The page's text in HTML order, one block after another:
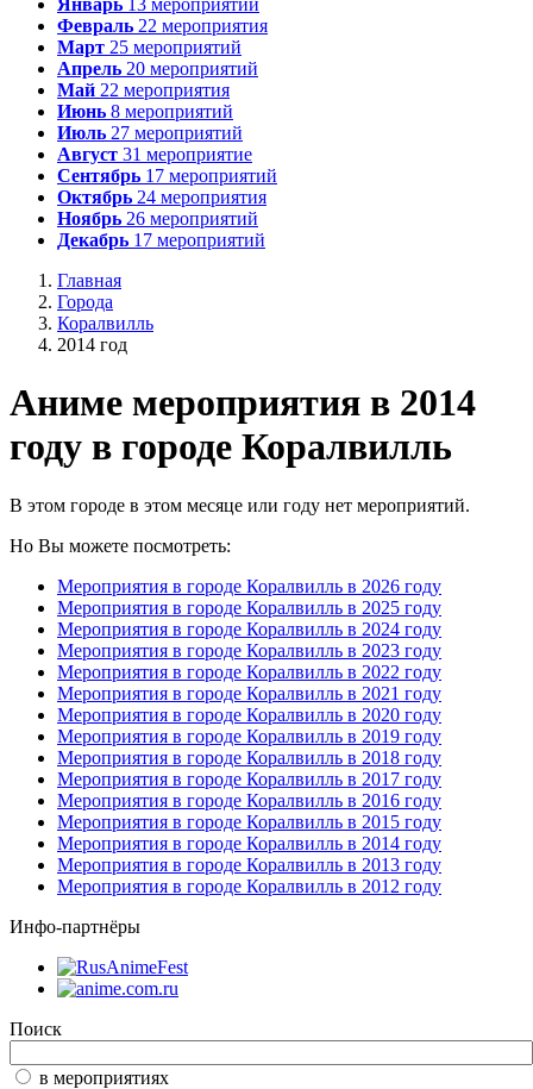
Январь 13 мероприятий
Февраль 22 мероприятия
Март 25 мероприятий
Апрель 20 мероприятий
Май 22 мероприятия
Июнь 8 мероприятий
Июль 27 мероприятий
Август 31 мероприятие
Сентябрь 17 мероприятий
Октябрь 24 мероприятия
Ноябрь 26 мероприятий
Декабрь 17 мероприятий
Главная
Города
Коралвилль
2014 год
Аниме мероприятия в 2014
году в городе Коралвилль
В этом городе в этом месяце или году нет мероприятий.
Но Вы можете посмотреть:
Мероприятия в городе Коралвилль в 2026 году
Мероприятия в городе Коралвилль в 2025 году
Мероприятия в городе Коралвилль в 2024 году
Мероприятия в городе Коралвилль в 2023 году
Мероприятия в городе Коралвилль в 2022 году
Мероприятия в городе Коралвилль в 2021 году
Мероприятия в городе Коралвилль в 2020 году
Мероприятия в городе Коралвилль в 2019 году
Мероприятия в городе Коралвилль в 2018 году
Мероприятия в городе Коралвилль в 2017 году
Мероприятия в городе Коралвилль в 2016 году
Мероприятия в городе Коралвилль в 2015 году
Мероприятия в городе Коралвилль в 2014 году
Мероприятия в городе Коралвилль в 2013 году
Мероприятия в городе Коралвилль в 2012 году
Инфо-партнёры
Поиск
в мероприятиях